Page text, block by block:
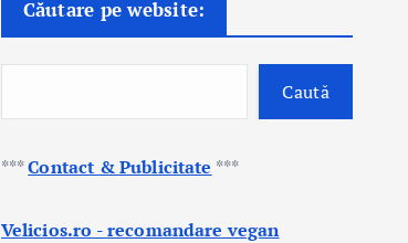
Căutare pe website:
Caută
***Contact & Publicitate ***
Velicios.ro - recomandare vegan